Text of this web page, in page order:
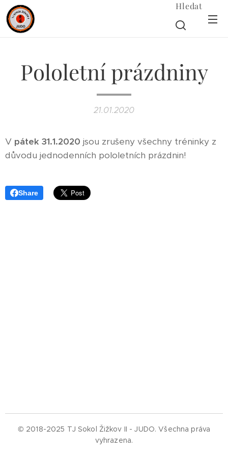
Hledat
Pololetní prázdniny
21.01.2020
V pátek 31.1.2020 jsou zrušeny všechny tréninky z
důvodu jednodenních pololetních prázdnin!
Share
© 2018-2025 TJ Sokol Žižkov II - JUDO. Všechna práva
vyhrazena.